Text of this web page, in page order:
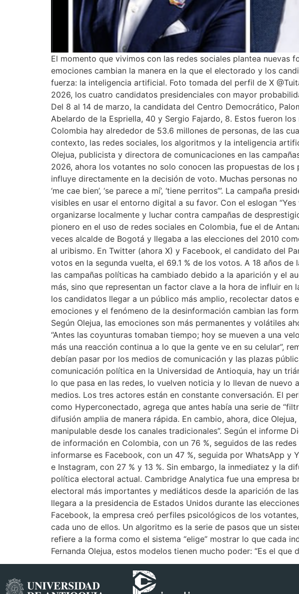
El momento que vivimos con las redes sociales plantea nuevas
emociones cambian la manera en la que el electorado y los
fuerza: la inteligencia artificial. Foto tomada del perfil de X
2026, los cuatro candidatos presidenciales con mayor
Del 8 al 14 de marzo, la candidata del Centro Democrático,
Abelardo de la Espriella, 40 y Sergio Fajardo, 8. Estos fueron
Colombia hay alrededor de 53.6 millones de personas, de las
contexto, las redes sociales, los algoritmos y la inteligencia
Olejua, publicista y directora de comunicaciones en las
2026, ahora los votantes no solo conocen las propuestas de
influye directamente en la decisión de voto. Muchas personas
‘me cae bien’, ‘se parece a mí’, ‘tiene perritos’”. La campaña
visibles en usar el entorno digital a su favor. Con el eslogan
organizarse localmente y luchar contra campañas de
pionero en el uso de redes sociales en Colombia, fue el de
veces alcalde de Bogotá y llegaba a las elecciones del 2010
al uribismo. En Twitter (ahora X) y Facebook, el candidato del
votos en la segunda vuelta, el 69.1 % de los votos. A 18 años
las campañas políticas ha cambiado debido a la aparición y el
más, sino que representan un factor clave a la hora de influir
los candidatos llegar a un público más amplio, recolectar datos
emociones y el fenómeno de la desinformación cambian las
Según Olejua, las emociones son más permanentes y volátiles
“Antes las coyunturas tomaban tiempo; hoy se mueven a una
más una reacción continua a lo que la gente ve en su celular”,
debían pasar por los medios de comunicación y las plazas
comunicación política en la Universidad de Antioquia, hay un
lo que pasa en las redes, lo vuelven noticia y lo llevan de
medios. Los tres actores están en constante conversación. El
como Hyperconectado, agrega que antes había una serie de
difusión amplia de manera rápida. En cambio, ahora, dice
manipulable desde los canales tradicionales”. Según el
de información en Colombia, con un 76 %, seguidos de las
informarse es Facebook, con un 47 %, seguida por WhatsApp y
e Instagram, con 27 % y 13 %. Sin embargo, la inmediatez y la
política electoral actual. Cambridge Analytica fue una empresa
electoral más importantes y mediáticos desde la aparición de
llegara a la presidencia de Estados Unidos durante las
Facebook, la empresa creó perfiles psicológicos de los
cada uno de ellos. Un algoritmo es la serie de pasos que un
refiere a la forma como el sistema “elige” mostrar lo que cada
Fernanda Olejua, estos modelos tienen mucho poder: “Es el que